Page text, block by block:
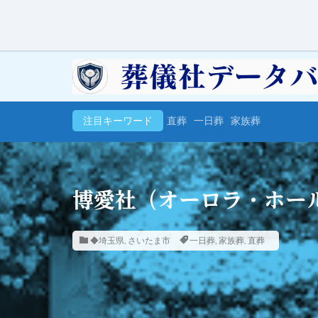
注目キーワード 直葬 一日葬 家族葬
博愛社（オーロラ・ホー
◆埼玉県, さいたま市 一日葬, 家族葬, 直葬